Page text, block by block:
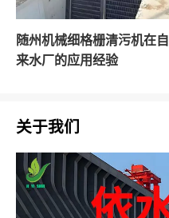
随州机械细格栅清污机在自
来水厂的应用经验
关于我们